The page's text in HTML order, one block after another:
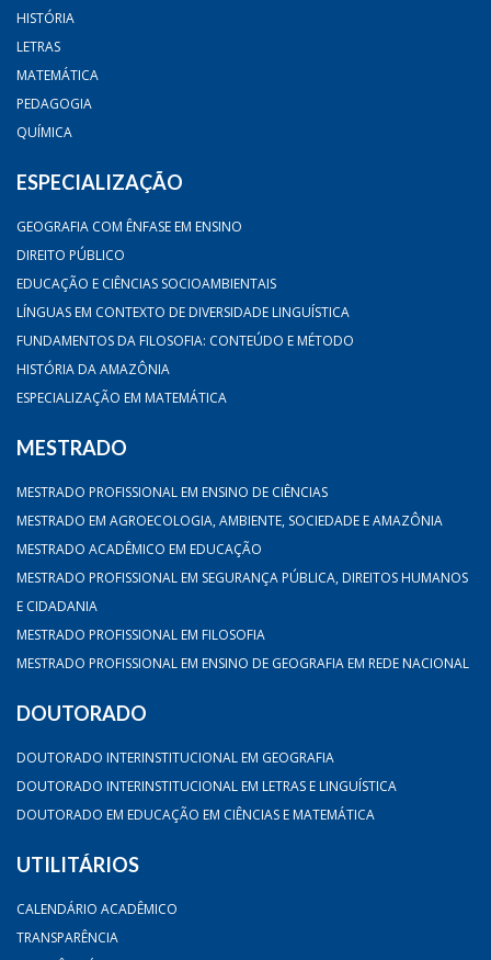
HISTÓRIA
LETRAS
MATEMÁTICA
PEDAGOGIA
QUÍMICA
ESPECIALIZAÇÃO
GEOGRAFIA COM ÊNFASE EM ENSINO
DIREITO PÚBLICO
EDUCAÇÃO E CIÊNCIAS SOCIOAMBIENTAIS
LÍNGUAS EM CONTEXTO DE DIVERSIDADE LINGUÍSTICA
FUNDAMENTOS DA FILOSOFIA: CONTEÚDO E MÉTODO
HISTÓRIA DA AMAZÔNIA
ESPECIALIZAÇÃO EM MATEMÁTICA
MESTRADO
MESTRADO PROFISSIONAL EM ENSINO DE CIÊNCIAS
MESTRADO EM AGROECOLOGIA, AMBIENTE, SOCIEDADE E AMAZÔNIA
MESTRADO ACADÊMICO EM EDUCAÇÃO
MESTRADO PROFISSIONAL EM SEGURANÇA PÚBLICA, DIREITOS HUMANOS
E CIDADANIA
MESTRADO PROFISSIONAL EM FILOSOFIA
MESTRADO PROFISSIONAL EM ENSINO DE GEOGRAFIA EM REDE NACIONAL
DOUTORADO
DOUTORADO INTERINSTITUCIONAL EM GEOGRAFIA
DOUTORADO INTERINSTITUCIONAL EM LETRAS E LINGUÍSTICA
DOUTORADO EM EDUCAÇÃO EM CIÊNCIAS E MATEMÁTICA
UTILITÁRIOS
CALENDÁRIO ACADÊMICO
TRANSPARÊNCIA